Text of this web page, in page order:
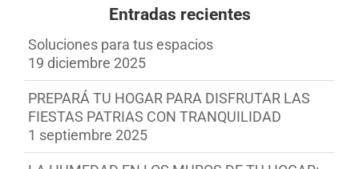
Entradas recientes
Soluciones para tus espacios
19 diciembre 2025
PREPARÁ TU HOGAR PARA DISFRUTAR LAS
FIESTAS PATRIAS CON TRANQUILIDAD
1 septiembre 2025